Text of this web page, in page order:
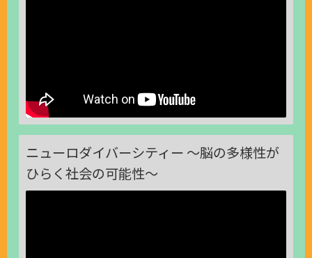
ニューロダイバーシティー 〜脳の多様性が
ひらく社会の可能性〜